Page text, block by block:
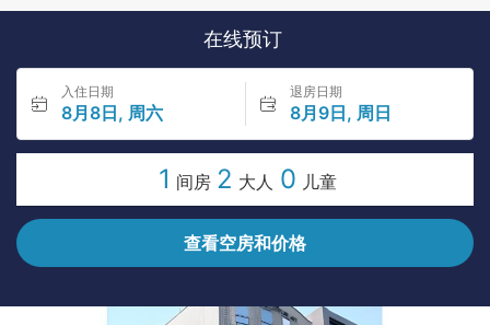
在线预订
入住日期
8月8日, 周六
退房日期
8月9日, 周日
1 间房 2 大人 0 儿童
查看空房和价格